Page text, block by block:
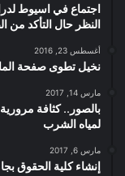
اجتماع في اسيوط
النظر حال التأكد من
أغسطس 23, 2016
نخيل تطوى صفحة
مارس 14, 2017
بالصور.. كثافة
لمياه الشرب
مارس 6, 2017
إنشاء كلية الحقوق